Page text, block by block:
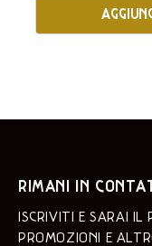
RIMANI IN
ISCRIVITI E SARAI IL
PROMOZIONI E